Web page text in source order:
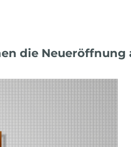
die Neueröffnung